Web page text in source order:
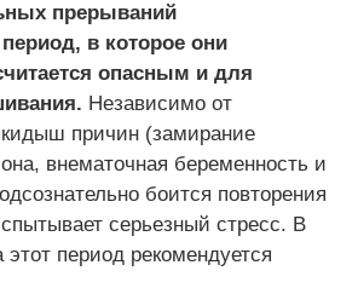
прерываний
в которое они
опасным и для
Независимо от
причин (замирание
внематочная беременность и
боится повторения
серьезный стресс. В
этот период рекомендуется